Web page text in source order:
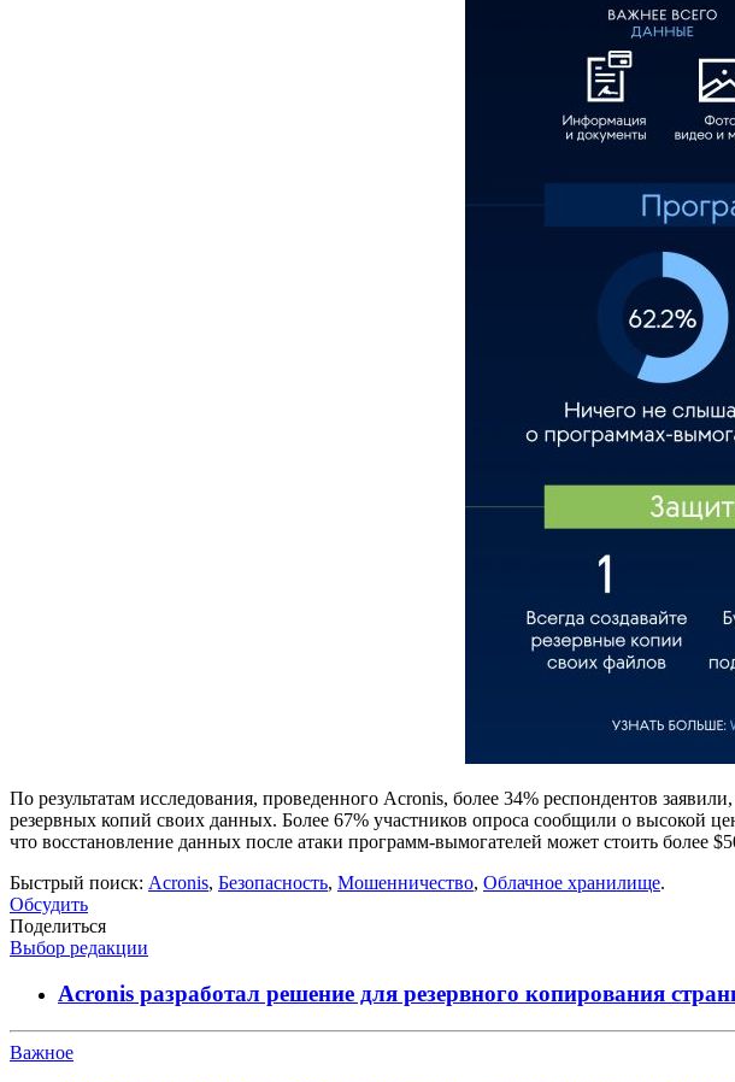
По результатам исследования, проведенного Acronis, более 34% респондентов
резервных копий своих данных. Более 67% участников опроса сообщили о высокой
что восстановление данных после атаки программ-вымогателей может стоить более
Быстрый поиск: Acronis, Безопасность, Мошенничество, Облачное хранилище.
Обсудить
Поделиться
Выбор редакции
Acronis разработал решение для резервного копирования
Важное